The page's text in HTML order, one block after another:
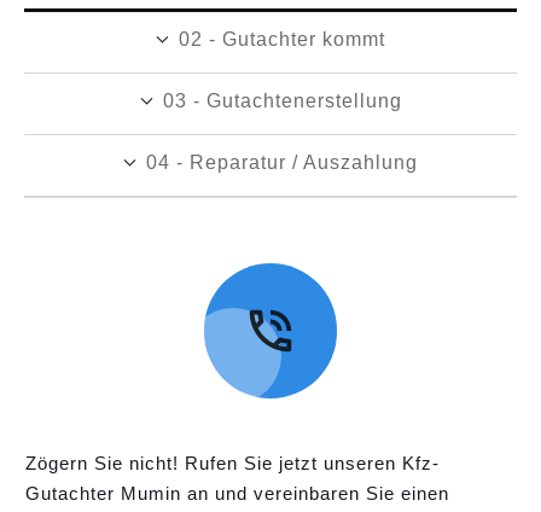
02 - Gutachter kommt
03 - Gutachtenerstellung
04 - Reparatur / Auszahlung
Zögern Sie nicht! Rufen Sie jetzt unseren Kfz-
Gutachter Mumin an und vereinbaren Sie einen